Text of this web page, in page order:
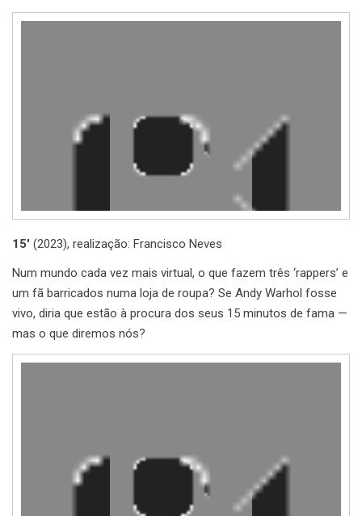
15′ (2023), realização: Francisco Neves
Num mundo cada vez mais virtual, o que fazem três ‘rappers’ e
um fã barricados numa loja de roupa? Se Andy Warhol fosse
vivo, diria que estão à procura dos seus 15 minutos de fama —
mas o que diremos nós?